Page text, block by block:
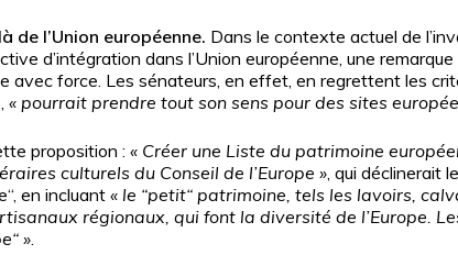
de l’Union européenne. Dans le contexte actuel de
d’intégration dans l’Union européenne, une
avec force. Les sénateurs, en effet, en regrettent les
« pourrait prendre tout son sens pour des sites
proposition : « Créer une Liste du patrimoine
culturels du Conseil de l’Europe », qui déclinerait
en incluant« le “petit“ patrimoine, tels les lavoirs,
régionaux, qui font la diversité de l’Europe.
».